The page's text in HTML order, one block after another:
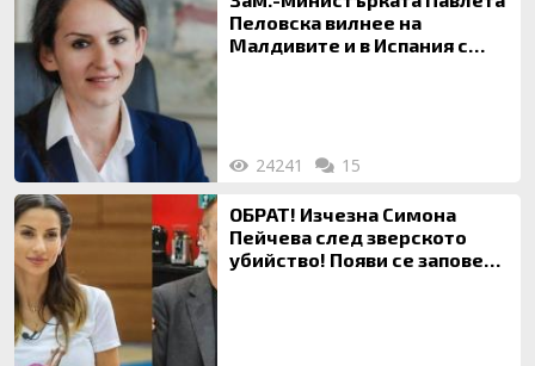
Пеловска вилнее на
Малдивите и в Испания с
24241 15
ОБРАТ! Изчезна Симона
Пейчева след зверското
убийство! Появи се заповед